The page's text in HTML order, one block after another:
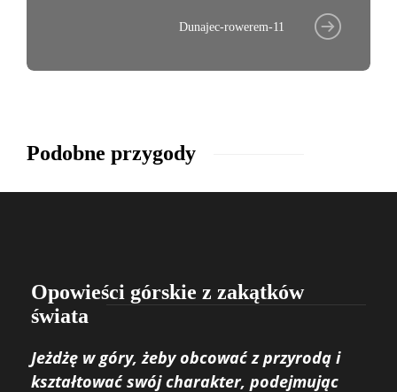
Dunajec-rowerem-11
Podobne przygody
Opowieści górskie z zakątków
świata
Jeżdżę w góry, żeby obcować z przyrodą i
kształtować swój charakter, podejmując